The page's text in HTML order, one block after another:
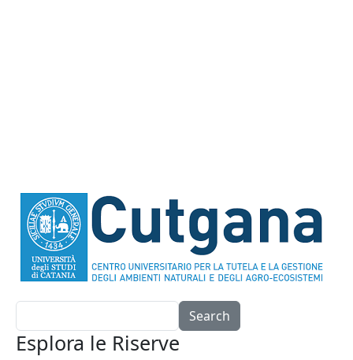
Esplora le Riserve